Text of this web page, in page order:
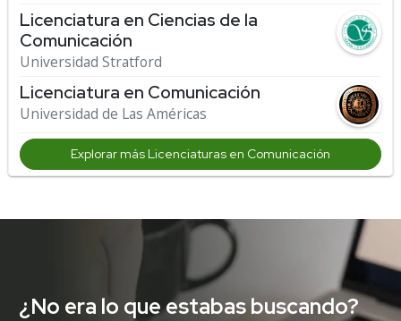
Licenciatura en Ciencias de la
Comunicación
Universidad Stratford
Licenciatura en Comunicación
Universidad de Las Américas
Explorar más Licenciaturas en Comunicación
¿No era lo que estabas buscando?